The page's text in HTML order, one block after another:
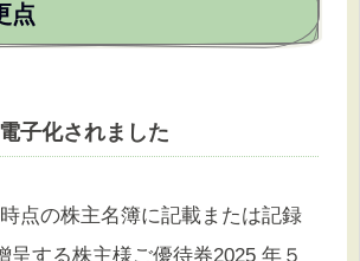
点
子化されました
点の株主名簿に記載または記録
呈する株主様ご優待券2025 年５